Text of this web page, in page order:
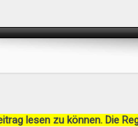
lesen zu können. Die